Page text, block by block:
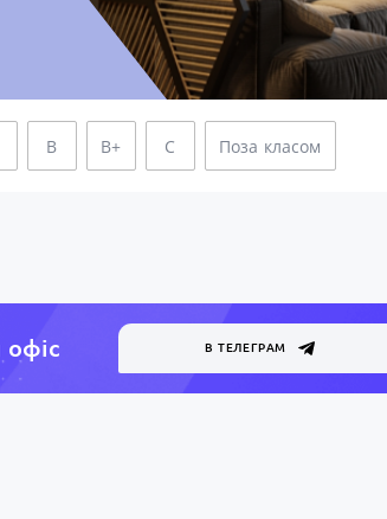
B B+ C Поза класом
офiс В ТЕЛЕГРАМ